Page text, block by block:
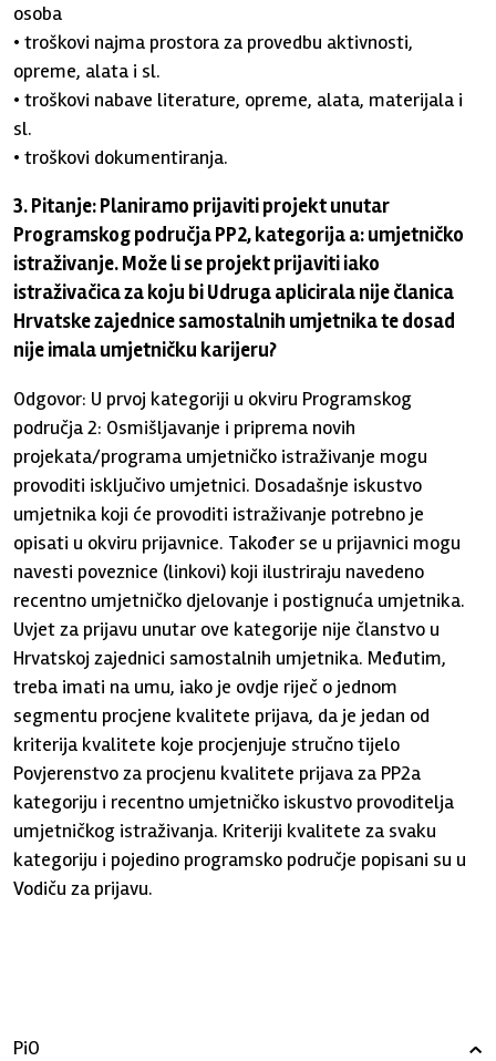
osoba
• troškovi najma prostora za provedbu aktivnosti,
opreme, alata i sl.
• troškovi nabave literature, opreme, alata, materijala i
sl.
• troškovi dokumentiranja.
3. Pitanje: Planiramo prijaviti projekt unutar
Programskog područja PP2, kategorija a: umjetničko
istraživanje. Može li se projekt prijaviti iako
istraživačica za koju bi Udruga aplicirala nije članica
Hrvatske zajednice samostalnih umjetnika te dosad
nije imala umjetničku karijeru?
Odgovor: U prvoj kategoriji u okviru Programskog
područja 2: Osmišljavanje i priprema novih
projekata/programa umjetničko istraživanje mogu
provoditi isključivo umjetnici. Dosadašnje iskustvo
umjetnika koji će provoditi istraživanje potrebno je
opisati u okviru prijavnice. Također se u prijavnici mogu
navesti poveznice (linkovi) koji ilustriraju navedeno
recentno umjetničko djelovanje i postignuća umjetnika.
Uvjet za prijavu unutar ove kategorije nije članstvo u
Hrvatskoj zajednici samostalnih umjetnika. Međutim,
treba imati na umu, iako je ovdje riječ o jednom
segmentu procjene kvalitete prijava, da je jedan od
kriterija kvalitete koje procjenjuje stručno tijelo
Povjerenstvo za procjenu kvalitete prijava za PP2a
kategoriju i recentno umjetničko iskustvo provoditelja
umjetničkog istraživanja. Kriteriji kvalitete za svaku
kategoriju i pojedino programsko područje popisani su u
Vodiču za prijavu.
PiO ›